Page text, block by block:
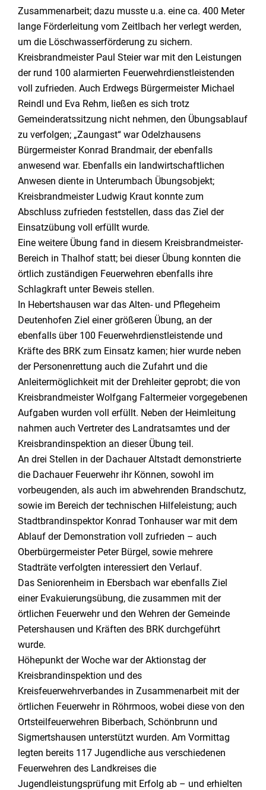
Zusammenarbeit; dazu musste u.a. eine ca. 400 Meter
lange Förderleitung vom Zeitlbach her verlegt werden,
um die Löschwasserförderung zu sichern.
Kreisbrandmeister Paul Steier war mit den Leistungen
der rund 100 alarmierten Feuerwehrdienstleistenden
voll zufrieden. Auch Erdwegs Bürgermeister Michael
Reindl und Eva Rehm, ließen es sich trotz
Gemeinderatssitzung nicht nehmen, den Übungsablauf
zu verfolgen; „Zaungast“ war Odelzhausens
Bürgermeister Konrad Brandmair, der ebenfalls
anwesend war. Ebenfalls ein landwirtschaftlichen
Anwesen diente in Unterumbach Übungsobjekt;
Kreisbrandmeister Ludwig Kraut konnte zum
Abschluss zufrieden feststellen, dass das Ziel der
Einsatzübung voll erfüllt wurde.
Eine weitere Übung fand in diesem Kreisbrandmeister-
Bereich in Thalhof statt; bei dieser Übung konnten die
örtlich zuständigen Feuerwehren ebenfalls ihre
Schlagkraft unter Beweis stellen.
In Hebertshausen war das Alten- und Pflegeheim
Deutenhofen Ziel einer größeren Übung, an der
ebenfalls über 100 Feuerwehrdienstleistende und
Kräfte des BRK zum Einsatz kamen; hier wurde neben
der Personenrettung auch die Zufahrt und die
Anleitermöglichkeit mit der Drehleiter geprobt; die von
Kreisbrandmeister Wolfgang Faltermeier vorgegebenen
Aufgaben wurden voll erfüllt. Neben der Heimleitung
nahmen auch Vertreter des Landratsamtes und der
Kreisbrandinspektion an dieser Übung teil.
An drei Stellen in der Dachauer Altstadt demonstrierte
die Dachauer Feuerwehr ihr Können, sowohl im
vorbeugenden, als auch im abwehrenden Brandschutz,
sowie im Bereich der technischen Hilfeleistung; auch
Stadtbrandinspektor Konrad Tonhauser war mit dem
Ablauf der Demonstration voll zufrieden – auch
Oberbürgermeister Peter Bürgel, sowie mehrere
Stadträte verfolgten interessiert den Verlauf.
Das Seniorenheim in Ebersbach war ebenfalls Ziel
einer Evakuierungsübung, die zusammen mit der
örtlichen Feuerwehr und den Wehren der Gemeinde
Petershausen und Kräften des BRK durchgeführt
wurde.
Höhepunkt der Woche war der Aktionstag der
Kreisbrandinspektion und des
Kreisfeuerwehrverbandes in Zusammenarbeit mit der
örtlichen Feuerwehr in Röhrmoos, wobei diese von den
Ortsteilfeuerwehren Biberbach, Schönbrunn und
Sigmertshausen unterstützt wurden. Am Vormittag
legten bereits 117 Jugendliche aus verschiedenen
Feuerwehren des Landkreises die
Jugendleistungsprüfung mit Erfolg ab – und erhielten